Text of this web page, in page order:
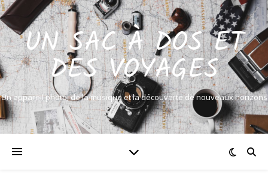
UN SAC À DOS ET
DES VOYAGES
Un appareil photo, de la musique et la découverte de nouveaux horizons